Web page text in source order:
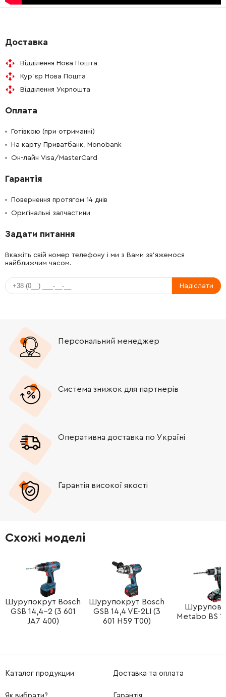
Доставка
Відділення Нова Пошта
Кур'єр Нова Пошта
Відділення Укрпошта
Оплата
Готівкою (при отриманні)
На карту Приватбанк, Monobank
Он-лайн Visa/MasterCard
Гарантія
Повернення протягом 14 днів
Оригінальні запчастини
Задати питання
Вкажіть свій номер телефону і ми з Вами зв'яжемося
найближчим часом.
Надіслати
Персональний менеджер
Система знижок для партнерів
Оперативна доставка по Україні
Гарантія високої якості
Схожі моделі
Шурупокрут Bosch
GSB 14,4-2 (3 601
JA7 400)
Шурупокрут Bosch
GSB 14,4 VE-2LI (3
601 H59 T00)
Metabo BS
Каталог продукции Доставка та оплата